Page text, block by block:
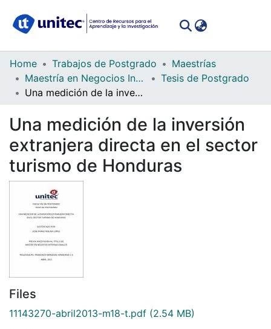
Communities
Collections
All of DSpace
Statistics
Home Trabajos de Postgrado
Maestrías
Maestría en Negocios Internacionales para Latinoamérica (Global MBA)
Tesis de Postgrado
Una medición de la inversión extranjera directa en el sector turismo de Honduras
Una medición de la inversión
extranjera directa en el sector
turismo de Honduras
Files
11143270-abril2013-m18-t.pdf (2.54 MB)